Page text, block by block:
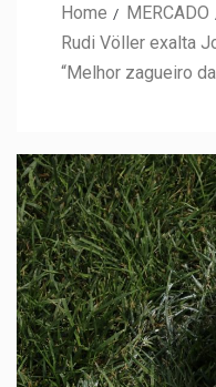
Home
MERCADO
Rudi Völler exalta
“Melhor zagueiro